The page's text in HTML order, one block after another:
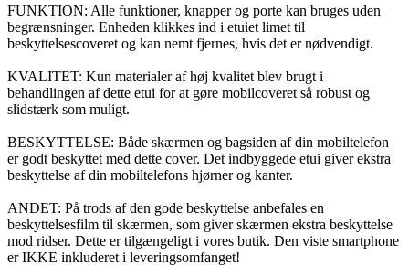
FUNKTION: Alle funktioner, knapper og porte kan bruges uden
begrænsninger. Enheden klikkes ind i etuiet limet til
beskyttelsescoveret og kan nemt fjernes, hvis det er nødvendigt.
KVALITET: Kun materialer af høj kvalitet blev brugt i
behandlingen af dette etui for at gøre mobilcoveret så robust og
slidstærk som muligt.
BESKYTTELSE: Både skærmen og bagsiden af din mobiltelefon
er godt beskyttet med dette cover. Det indbyggede etui giver ekstra
beskyttelse af din mobiltelefons hjørner og kanter.
ANDET: På trods af den gode beskyttelse anbefales en
beskyttelsesfilm til skærmen, som giver skærmen ekstra beskyttelse
mod ridser. Dette er tilgængeligt i vores butik. Den viste smartphone
er IKKE inkluderet i leveringsomfanget!